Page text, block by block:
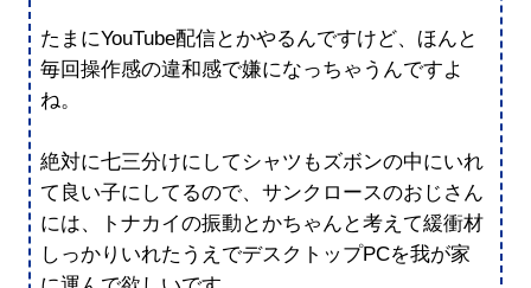
たまにYouTube配信とかやるんですけど、ほんと
毎回操作感の違和感で嫌になっちゃうんですよ
ね。
絶対に七三分けにしてシャツもズボンの中にいれ
て良い子にしてるので、サンクロースのおじさん
には、トナカイの振動とかちゃんと考えて緩衝材
しっかりいれたうえでデスクトップPCを我が家